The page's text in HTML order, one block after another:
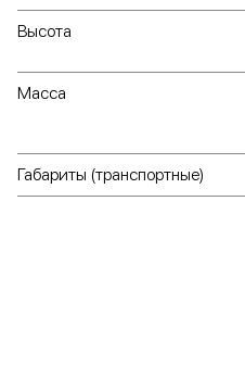
Высота
Масса
Габариты (транспортные)